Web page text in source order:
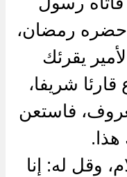
حضره رمضان،
يقرئك
قارئا شريفا،
فاستعن
وقل له: إنا